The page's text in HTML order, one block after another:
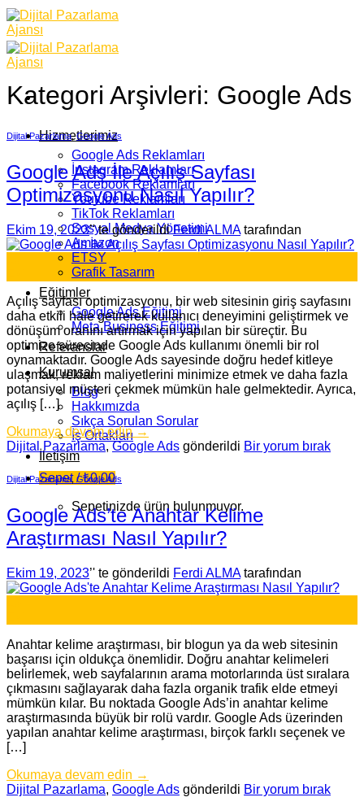
Skip
to
content
Hizmetlerimiz
Google Ads Reklamları
İnstagram Reklamları
Facebook Reklamları
Youtube Reklamları
TikTok Reklamları
Sosyal Medya Yönetimi
Amazon
ETSY
Grafik Tasarım
Eğitimler
Google Ads Eğitimi
Meta Business Eğitimi
Referanslar
Kurumsal
Blog
Hakkımızda
Sıkça Sorulan Sorular
İş Ortakları
İletişim
Sepet /₺0,00
Sepetinizde ürün bulunmuyor.
Kategori Arşivleri: Google Ads
Dijital Pazarlama,Google Ads
Google Ads İle Açılış Sayfası
Optimizasyonu Nasıl Yapılır?
Ekim 19, 2023’' te gönderildi Ferdi ALMAtarafından
Açılış sayfası optimizasyonu, bir web sitesinin giriş sayfasını
daha etkili hale getirerek kullanıcı deneyimini geliştirmek ve
dönüşüm oranını artırmak için yapılan bir süreçtir. Bu
optimize sürecinde Google Ads kullanımı önemli bir rol
oynamaktadır. Google Ads sayesinde doğru hedef kitleye
ulaşmak, reklam maliyetlerini minimize etmek ve daha fazla
potansiyel müşteri çekmek mümkün hale gelmektedir. Ayrıca,
açılış […]
Okumaya devam edin→
Dijital Pazarlama,Google Ads gönderildi Bir yorum bırak
Dijital Pazarlama, Google Ads
Google Ads’te Anahtar Kelime
Araştırması Nasıl Yapılır?
Ekim 19, 2023’' te gönderildi Ferdi ALMAtarafından
Anahtar kelime araştırması, bir blogun ya da web sitesinin
başarısı için oldukça önemlidir. Doğru anahtar kelimeleri
belirlemek, web sayfalarının arama motorlarında üst sıralara
çıkmasını sağlayarak daha fazla organik trafik elde etmeyi
mümkün kılar. Bu noktada Google Ads’in anahtar kelime
araştırmasında büyük bir rolü vardır. Google Ads üzerinden
yapılan anahtar kelime araştırması, birçok farklı seçenek ve
[…]
Okumaya devam edin →
Dijital Pazarlama, Google Ads gönderildi Bir yorum bırak